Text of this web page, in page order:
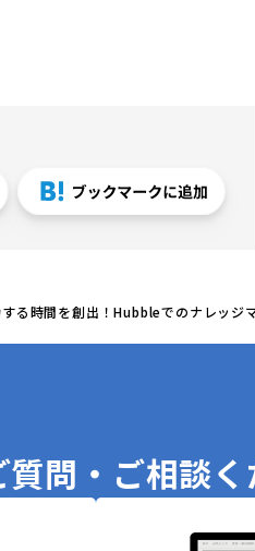
る時間を創出！Hubbleでのナレッジ
質問・ご相談